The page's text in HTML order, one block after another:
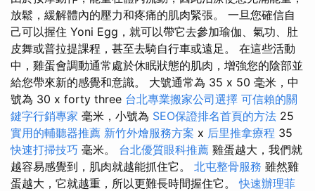
放鬆，緩解體內的壓力和疼痛的肌肉緊張。 一旦您確信自
己可以握住 Yoni Egg，就可以帶它去參加瑜伽、氣功、肚
皮舞或普拉提課程，甚至去騎自行車或遠足。 在這些活動
中，雞蛋會調動通常處於休眠狀態的肌肉，增強您的陰部並
給您帶來新的感覺和意識。 大號通常為 35 x 50 毫米，中
號為 30 x forty three 台北專業搬家公司選擇 可信賴的關
鍵字行銷專家 毫米，小號為 SEO保證排名首頁的方法 25
實用的輔聽器推薦 新竹外燴服務方案 x 后里推拿療程 35
快速打掃技巧 毫米。 台北優質眼科推薦 雞蛋越大，我們就
越容易感覺到，肌肉就越能抓住它。 北屯整骨服務 雖然雞
蛋越大，它就越重，所以更難長時間握住它。快速辦理菲